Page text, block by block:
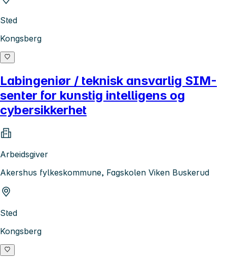
Sted
Kongsberg
Labingeniør / teknisk ansvarlig SIM-
senter for kunstig intelligens og
cybersikkerhet
Arbeidsgiver
Akershus fylkeskommune, Fagskolen Viken Buskerud
Sted
Kongsberg